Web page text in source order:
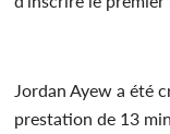
Jordan Ayew a été
prestation de 13